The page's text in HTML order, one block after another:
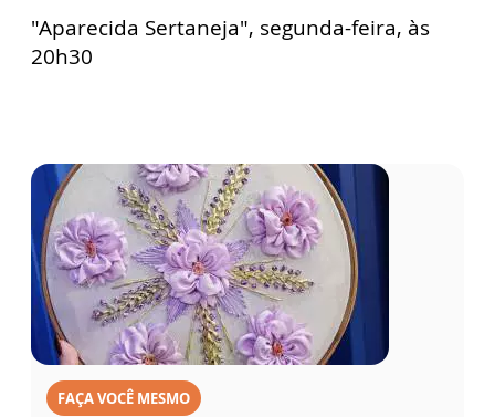
"Aparecida Sertaneja", segunda-feira, às
20h30
FAÇA VOCÊ MESMO